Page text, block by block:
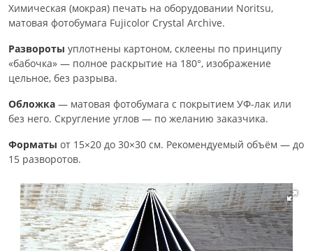
Химическая (мокрая) печать на оборудовании Noritsu,
матовая фотобумага Fujicolor Crystal Archive.
Развороты уплотнены картоном, склеены по принципу
«бабочка» — полное раскрытие на 180°, изображение
цельное, без разрыва.
Обложка — матовая фотобумага с покрытием УФ-лак или
без него. Скругление углов — по желанию заказчика.
Форматы от 15×20 до 30×30 см. Рекомендуемый объём — до
15 разворотов.